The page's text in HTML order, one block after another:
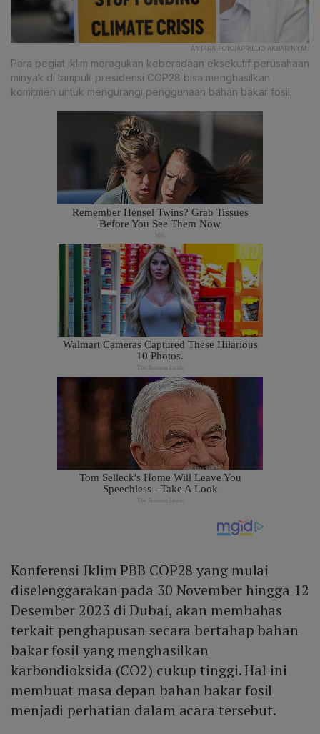
ANTARA FOTO/APRILLIO AKBAR/NYM.
Para pegiat iklim meragukan keberadaan eksekutif perusahaan
minyak di tampuk presidensi COP28 bisa menghasilkan
komitmen untuk mengurangi penggunaan bahan bakar fosil.
Konferensi Iklim PBB COP28 yang mulai
diselenggarakan pada 30 November hingga 12
Desember 2023 di Dubai, akan membahas
terkait penghapusan secara bertahap bahan
bakar fosil yang menghasilkan
karbondioksida (CO2) cukup tinggi. Hal ini
membuat masa depan bahan bakar fosil
menjadi perhatian dalam acara tersebut.